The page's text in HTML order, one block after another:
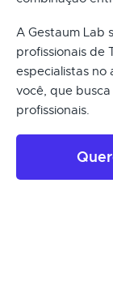
A Gestaum Lab
profissionais de
especialistas no
você, que
profissionais.